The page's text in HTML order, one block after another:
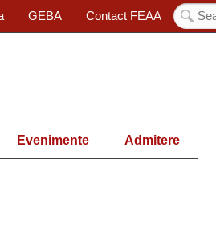
GEBA Contact FEAA
Evenimente Admitere